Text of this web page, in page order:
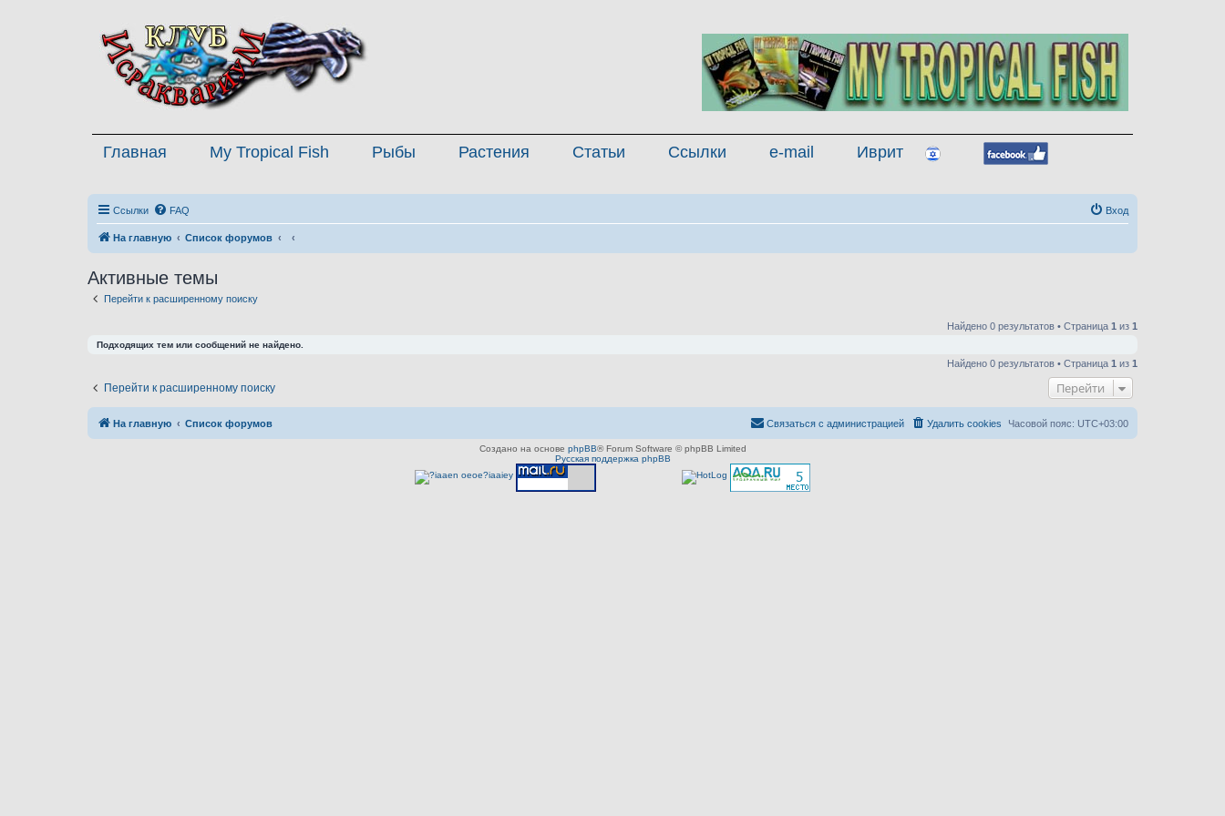
Главная My Tropical Fish Рыбы Растения Статьи Ссылки e-mail Иврит
Ссылки FAQ Вход
На главную Список форумов
Активные темы
Перейти к расширенному поиску
Найдено 0 результатов • Страница 1 из 1
Подходящих тем или сообщений не найдено.
Найдено 0 результатов • Страница 1 из 1
Перейти к расширенному поиску Перейти
На главную Список форумов Часовой пояс: UTC+03:00
Удалить cookies
Связаться с администрацией
Создано на основе phpBB® Forum Software © phpBB Limited
Русская поддержка phpBB